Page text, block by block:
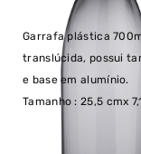
Garrafa plástica
translúcida, possui
e base em alumínio.
Tamanho : 25,5 cmx